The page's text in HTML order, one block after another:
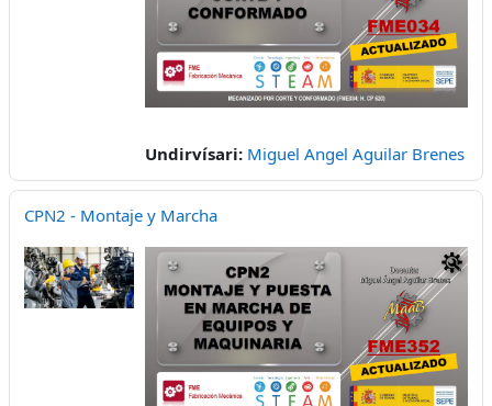
Undirvísari: Miguel Angel Aguilar Brenes
CPN2 - Montaje y Marcha